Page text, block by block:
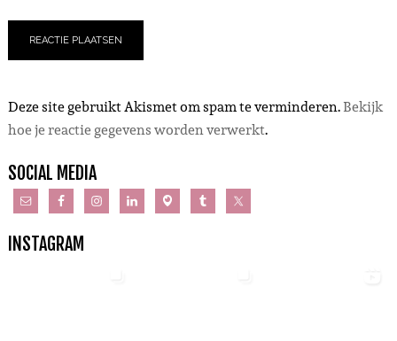
Deze site gebruikt Akismet om spam te verminderen.Bekijk
hoe je reactie gegevens worden verwerkt.
SOCIAL MEDIA
INSTAGRAM